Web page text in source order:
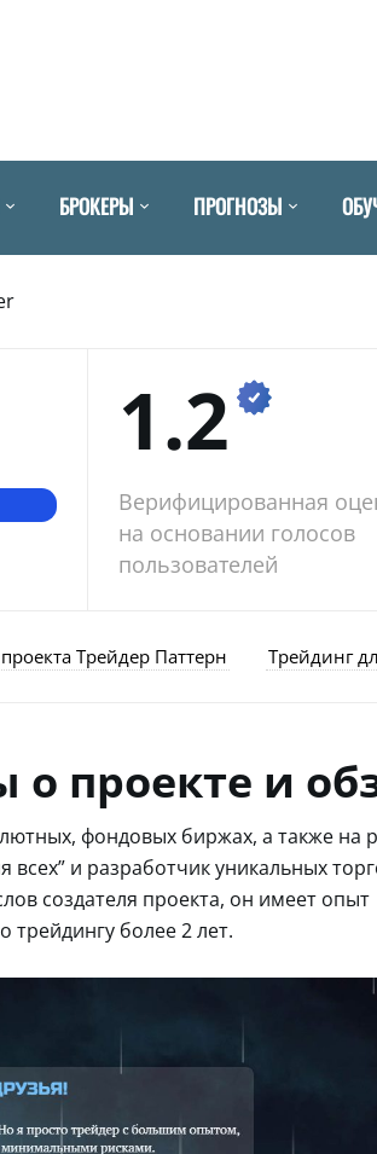
БРОКЕРЫ ПРОГНОЗЫ
1.2
Верифицированная
на основании голосов
пользователей
Трейдер Паттерн Трейдинг
проекте и
фондовых биржах, а также на
и разработчик уникальных
создателя проекта, он имеет опыт
трейдингу более 2 лет.